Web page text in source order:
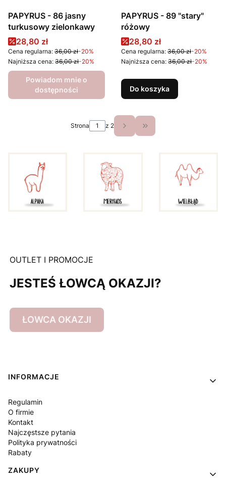
PAPYRUS - 86 jasny
turkusowy zielonkawy
Cena promocyjna
28,80 zł
Cena regularna: 36,00 zł-20%
Najniższa cena: 36,00 zł-20%
Powiadom mnie o
dostępności
PAPYRUS - 89 "stary"
różowy
Cena promocyjna
28,80 zł
Cena regularna: 36,00 zł-20%
Najniższa cena: 36,00 zł-20%
Do koszyka
Strona z 2 Przejdź do ostatniej
OUTLET I PROMOCJE
JESTEŚ ŁOWCĄ OKAZJI?
ŁOWCA OKAZJI
Linki w stopce
INFORMACJE
Regulamin
O firmie
Kontakt
Najczęstsze pytania
Polityka prywatności
Rabaty
ZAKUPY